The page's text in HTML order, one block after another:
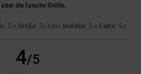
die falsche Größe.
: 5/5 Größe: Zu klein Material : 5 /5 Farbe: 5/5
4/5